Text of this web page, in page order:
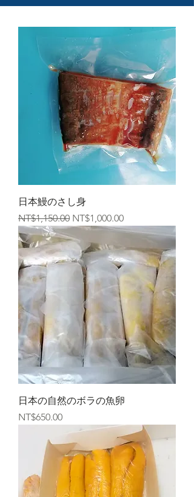
日本鰻のさし身
一般價格
NT$1,150.00 促銷價格
NT$1,000.00
日本の自然のボラの魚卵
價格
NT$650.00